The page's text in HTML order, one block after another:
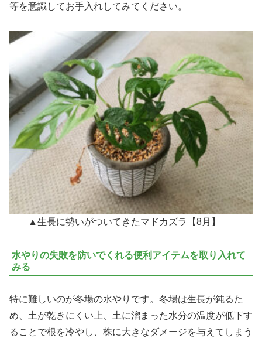
等を意識してお手入れしてみてください。
▲生長に勢いがついてきたマドカズラ【8月】
水やりの失敗を防いでくれる便利アイテムを取り入れて
みる
特に難しいのが冬場の水やりです。冬場は生長が鈍るた
め、土が乾きにくい上、土に溜まった水分の温度が低下す
ることで根を冷やし、株に大きなダメージを与えてしまう